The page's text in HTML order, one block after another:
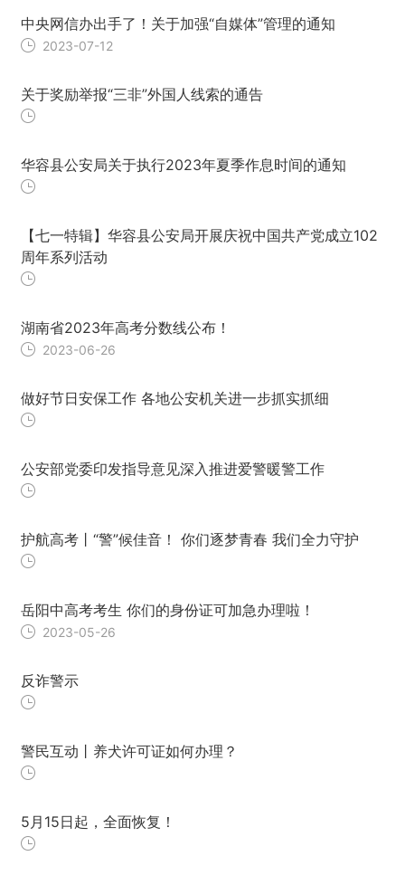
中央网信办出手了！关于加强“自媒体”管理的通知
2023-07-12
关于奖励举报“三非”外国人线索的通告
华容县公安局关于执行2023年夏季作息时间的通知
【七一特辑】华容县公安局开展庆祝中国共产党成立102
周年系列活动
湖南省2023年高考分数线公布！
2023-06-26
做好节日安保工作 各地公安机关进一步抓实抓细
公安部党委印发指导意见深入推进爱警暖警工作
护航高考丨“警”候佳音！ 你们逐梦青春 我们全力守护
岳阳中高考考生 你们的身份证可加急办理啦！
2023-05-26
反诈警示
警民互动丨养犬许可证如何办理？
5月15日起，全面恢复！